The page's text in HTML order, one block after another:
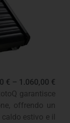
€ – 1.060,00 €
garantisce
offrendo un
estivo e il